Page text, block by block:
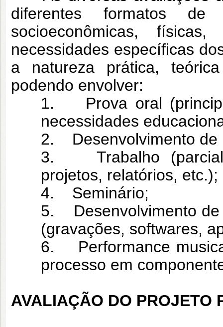
diferentes formatos de
socioeconômicas,
necessidades específicas
a natureza prática,
podendo envolver:
1. Prova oral
necessidades
2. Desenvolvimento de
3. Trabalho (parcial
projetos, relatórios, etc.);
4. Seminário;
5. Desenvolvimento de
(gravações, softwares,
6. Performance
processo em
AVALIAÇÃO DO PROJETO